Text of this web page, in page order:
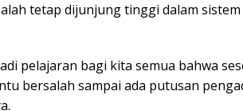
tetap dijunjung tinggi dalam
pelajaran bagi kita semua bahwa
bersalah sampai ada putusan